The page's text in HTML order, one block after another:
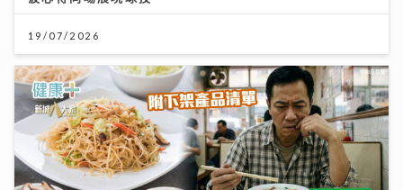
台灣米粉驗出一級致癌物甲醛！專家教你揀米粉秘訣與 2
招自救去毒法
28/07/2026